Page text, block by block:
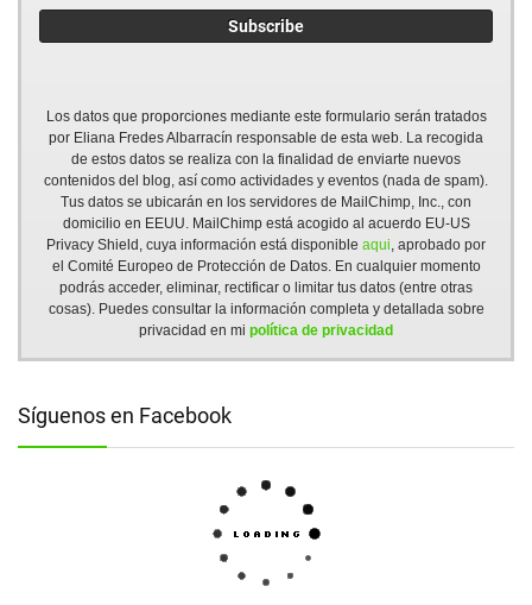
Los datos que proporciones mediante este formulario serán tratados
por Eliana Fredes Albarracín responsable de esta web. La recogida
de estos datos se realiza con la finalidad de enviarte nuevos
contenidos del blog, así como actividades y eventos (nada de spam).
Tus datos se ubicarán en los servidores de MailChimp, Inc., con
domicilio en EEUU. MailChimp está acogido al acuerdo EU-US
Privacy Shield, cuya información está disponible aqui , aprobado por
el Comité Europeo de Protección de Datos. En cualquier momento
podrás acceder, eliminar, rectificar o limitar tus datos (entre otras
cosas). Puedes consultar la información completa y detallada sobre
privacidad en mi política de privacidad
Síguenos en Facebook